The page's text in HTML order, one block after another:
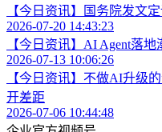
【今日资讯】国务院发文
2026-07-20 14:43:23
【今日资讯】AI Agent落
2026-07-13 10:06:26
【今日资讯】不做AI升级
开差距
2026-07-06 10:44:48